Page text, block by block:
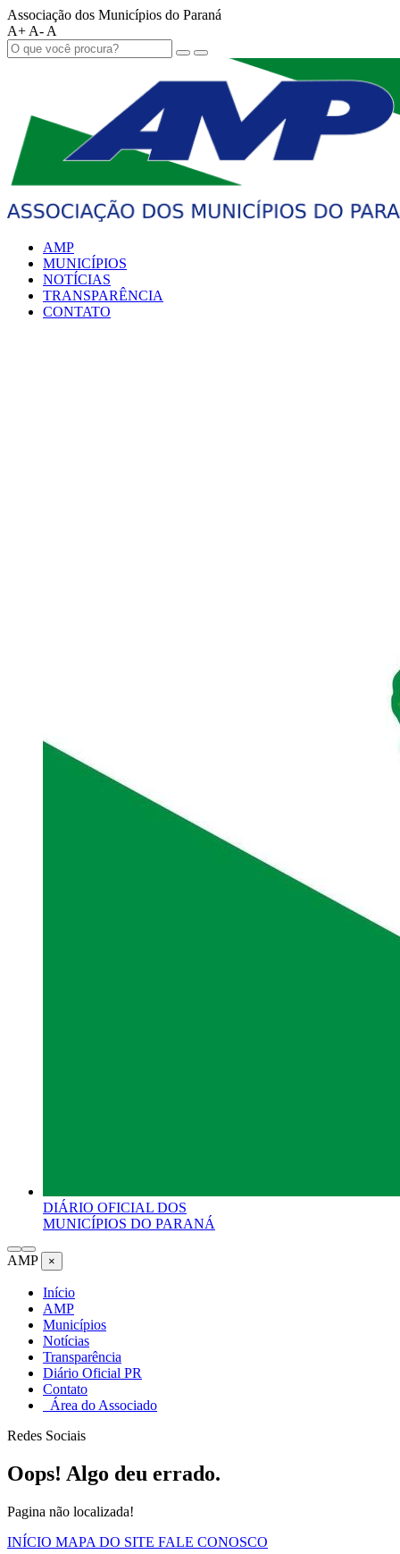
Associação dos Municípios do Paraná
A+ A- A
AMP
MUNICÍPIOS
NOTÍCIAS
TRANSPARÊNCIA
CONTATO
DIÁRIO OFICIAL DOS
MUNICÍPIOS DO PARANÁ
AMP ×
Início
AMP
Municípios
Notícias
Transparência
Diário Oficial PR
Contato
Área do Associado
Redes Sociais
Oops! Algo deu errado.
Pagina não localizada!
INÍCIO MAPA DO SITE FALE CONOSCO